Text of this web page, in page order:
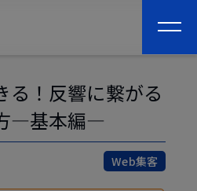
る！反響に繋がる
―基本編―
Web集客